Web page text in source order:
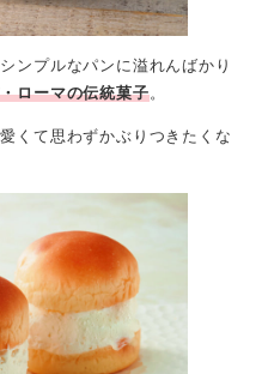
ンプルなパンに溢れんばかり
ローマの伝統菓子。
くて思わずかぶりつきたくな